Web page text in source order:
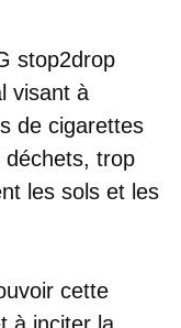
stop2drop
visant à
de cigarettes
trop
les sols et les
cette